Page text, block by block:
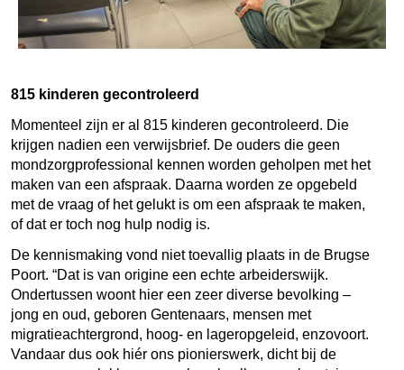
815 kinderen gecontroleerd
Momenteel zijn er al 815 kinderen gecontroleerd. Die
krijgen nadien een verwijsbrief. De ouders die geen
mondzorgprofessional kennen worden geholpen met het
maken van een afspraak. Daarna worden ze opgebeld
met de vraag of het gelukt is om een afspraak te maken,
of dat er toch nog hulp nodig is.
De kennismaking vond niet toevallig plaats in de Brugse
Poort. “Dat is van origine een echte arbeiderswijk.
Ondertussen woont hier een zeer diverse bevolking –
jong en oud, geboren Gentenaars, mensen met
migratieachtergrond, hoog- en lageropgeleid, enzovoort.
Vandaar dus ook hiér ons pionierswerk, dicht bij de